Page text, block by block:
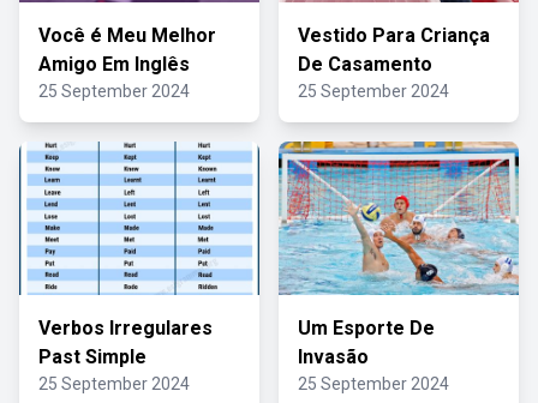
Você é Meu Melhor
Amigo Em Inglês
25 September 2024
Vestido Para Criança
De Casamento
25 September 2024
Verbos Irregulares
Past Simple
25 September 2024
Um Esporte De
Invasão
25 September 2024